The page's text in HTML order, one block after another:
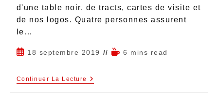
d'une table noir, de tracts, cartes de visite et
de nos logos. Quatre personnes assurent
le…
18 septembre 2019 6 mins read
Continuer La Lecture